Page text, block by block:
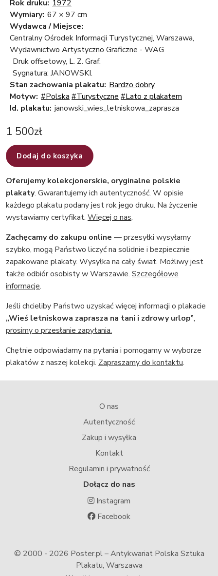
Rok druku: 1972
Wymiary: 67 × 97 cm
Wydawca / Miejsce:
Centralny Ośrodek Informacji Turystycznej, Warszawa,
Wydawnictwo Artystyczno Graficzne - WAG
Druk offsetowy, L. Z. Graf.
Sygnatura: JANOWSKI.
Stan zachowania plakatu: Bardzo dobry
Motyw: #Polska #Turystyczne #Lato z plakatem
Id. plakatu: janowski_wies_letniskowa_zaprasza
1 500zł
Dodaj do koszyka
Oferujemy kolekcjonerskie, oryginalne polskie
plakaty. Gwarantujemy ich autentyczność. W opisie
każdego plakatu podany jest rok jego druku. Na życzenie
wystawiamy certyfikat. Więcej o nas.
Zachęcamy do zakupu online — przesyłki wysyłamy
szybko, mogą Państwo liczyć na solidnie i bezpiecznie
zapakowane plakaty. Wysyłka na cały świat. Możliwy jest
także odbiór osobisty w Warszawie. Szczegółowe
informacje.
Jeśli chcieliby Państwo uzyskać więcej informacji o plakacie
„Wieś letniskowa zaprasza na tani i zdrowy urlop”,
prosimy o przesłanie zapytania.
Chętnie odpowiadamy na pytania i pomogamy w wyborze
plakatów z naszej kolekcji. Zapraszamy do kontaktu.
O nas
Autentyczność
Zakup i wysyłka
Kontakt
Regulamin i prywatność
Dołącz do nas
Instagram
Facebook
© 2000 - 2026 Poster.pl – Antykwariat Polska Sztuka
Plakatu, Warszawa